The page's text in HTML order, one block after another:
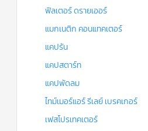
ฟิลเตอร์ ดรายเออร์
แมกเนติก คอนแทคเตอร์
แคปรัน
แคปสตาร์ท
แคปพัดลม
ไทม์เมอร์แอร์ รีเลย์ เบรคเกอร์
เฟสโปรเทคเตอร์